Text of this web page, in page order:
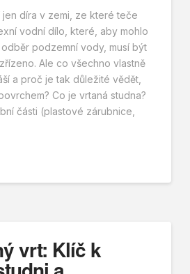
jen díra v zemi, ze které teče
vodní dílo, které, aby mohlo
podzemní vody, musí být
Ale co všechno vlastně
a proč je tak důležité vědět,
Co je vrtaná studna?
části (plastové zárubnice,
vrt: Klíč k